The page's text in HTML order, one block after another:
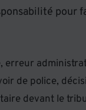
pour
erreur
de police,
devant le